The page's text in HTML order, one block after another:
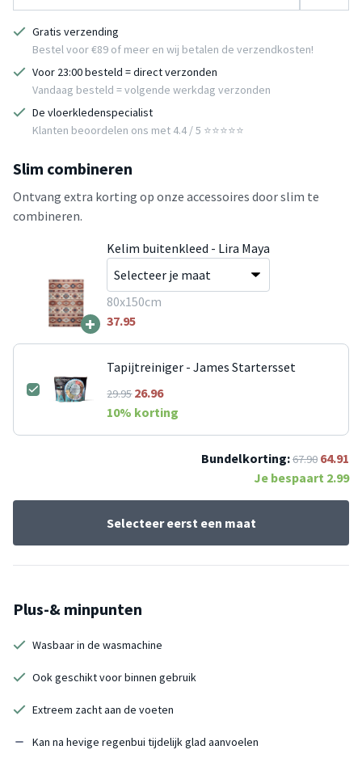
Gratis verzending
Bestel voor €89 of meer en wij betalen de verzendkosten!
Voor 23:00 besteld = direct verzonden
Vandaag besteld = volgende werkdag verzonden
De vloerkledenspecialist
Klanten beoordelen ons met 4.4 / 5 ⭐⭐⭐⭐⭐
Slim combineren
Ontvang extra korting op onze accessoires door slim te
combineren.
+
Kelim buitenkleed - Lira Maya
80x150cm
37.95
Tapijtreiniger - James Startersset
29.9526.96
10% korting
Bundelkorting:67.90 64.91
Je bespaart 2.99
Selecteer eerst een maat
Plus-& minpunten
Wasbaar in de wasmachine
Ook geschikt voor binnen gebruik
Extreem zacht aan de voeten
Kan na hevige regenbui tijdelijk glad aanvoelen